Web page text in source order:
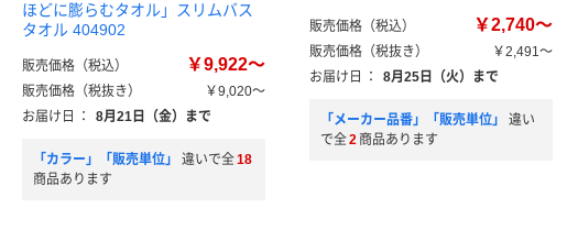
ほどに膨らむタオル」スリムバス
タオル 404902
販売価格（税込） ￥9,922～
販売価格（税抜き）
￥9,020～
お届け日
： 8月21日（金）まで
「カラー」「販売単位」 違いで全18
商品あります
販売価格（税込） ￥2,740～
販売価格（税抜き）
￥2,491～
お届け日
： 8月25日（火）まで
「メーカー品番」「販売単位」
違い
で全2 商品あります